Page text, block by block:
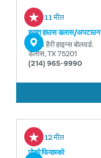
0.11 मील
हयात हाउस डलास/अपटाउन
2914 हैरी हाइन्स बोलवर्ड.
डलास, TX 75201
(214) 965-9990
0.12 मील
पोको फियास्को